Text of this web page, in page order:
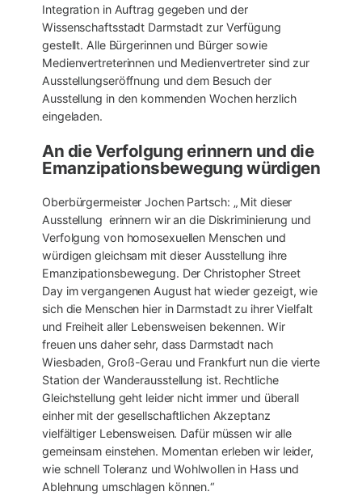
Integration in Auftrag gegeben und der
Wissenschaftsstadt Darmstadt zur Verfügung
gestellt. Alle Bürgerinnen und Bürger sowie
Medienvertreterinnen und Medienvertreter sind zur
Ausstellungseröffnung und dem Besuch der
Ausstellung in den kommenden Wochen herzlich
eingeladen.
An die Verfolgung erinnern und die
Emanzipationsbewegung würdigen
Oberbürgermeister Jochen Partsch: „ Mit dieser
Ausstellung erinnern wir an die Diskriminierung und
Verfolgung von homosexuellen Menschen und
würdigen gleichsam mit dieser Ausstellung ihre
Emanzipationsbewegung. Der Christopher Street
Day im vergangenen August hat wieder gezeigt, wie
sich die Menschen hier in Darmstadt zu ihrer Vielfalt
und Freiheit aller Lebensweisen bekennen. Wir
freuen uns daher sehr, dass Darmstadt nach
Wiesbaden, Groß-Gerau und Frankfurt nun die vierte
Station der Wanderausstellung ist. Rechtliche
Gleichstellung geht leider nicht immer und überall
einher mit der gesellschaftlichen Akzeptanz
vielfältiger Lebensweisen. Dafür müssen wir alle
gemeinsam einstehen. Momentan erleben wir leider,
wie schnell Toleranz und Wohlwollen in Hass und
Ablehnung umschlagen können.“